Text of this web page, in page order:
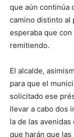
que aún continúa
camino distinto al
esperaba que
remitiendo.
El alcalde,
para que el
solicitado ese
llevar a cabo dos
la de las
que harán que